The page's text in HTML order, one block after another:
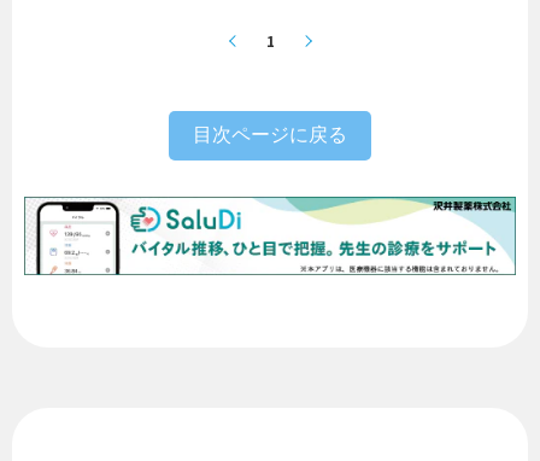
1
目次ページに戻る